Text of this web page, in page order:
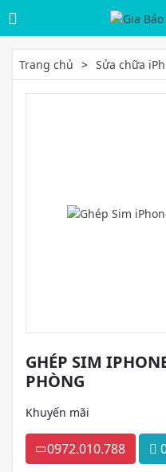
Trang chủ Sửa chữa
GHÉP SIM
PHÒNG
Khuyến mãi
0972.010.788